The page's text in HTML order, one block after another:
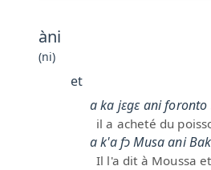
àni
(ni)
et
a ka jɛgɛ ani foronto
il a acheté du
a k'a fɔ Musa ani
Il l'a dit à Moussa